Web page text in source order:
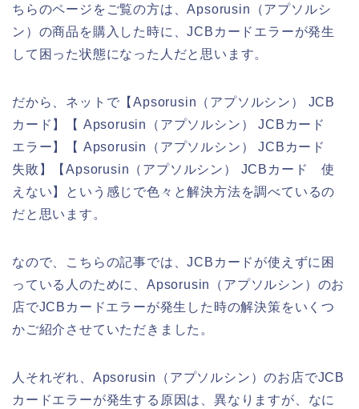
ちらのページをご覧の方は、Apsorusin（アプソルシ
ン）の商品を購入した時に、JCBカードエラーが発生
して困った状態になった人だと思います。
だから、ネットで【Apsorusin（アプソルシン） JCB
カード】【 Apsorusin（アプソルシン） JCBカード
エラー】【 Apsorusin（アプソルシン） JCBカード
失敗】【Apsorusin（アプソルシン） JCBカード 使
えない】という感じで色々と解決方法を調べているの
だと思います。
なので、こちらの記事では、JCBカードが使えずに困
っている人のために、Apsorusin（アプソルシン）のお
店でJCBカードエラーが発生した時の解決策をいくつ
かご紹介させていただきました。
人それぞれ、Apsorusin（アプソルシン）のお店でJCB
カードエラーが発生する原因は、異なりますが、なに